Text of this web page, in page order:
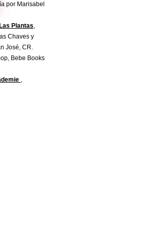
por Marisabel
Plantas,
Chaves y
José, CR.
Bebe Books
,